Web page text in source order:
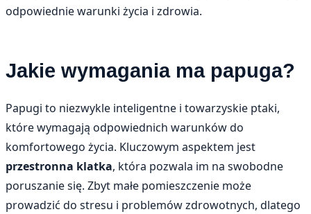
odpowiednie warunki życia i zdrowia.
Jakie wymagania ma papuga?
Papugi to niezwykle inteligentne i towarzyskie ptaki,
które wymagają odpowiednich warunków do
komfortowego życia. Kluczowym aspektem jest
przestronna klatka, która pozwala im na swobodne
poruszanie się. Zbyt małe pomieszczenie może
prowadzić do stresu i problemów zdrowotnych, dlatego